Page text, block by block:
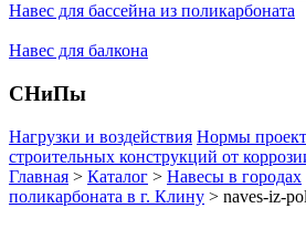
Навес для бассейна из поликарбоната
Навес для балкона
СНиПы
Нагрузки и воздействия Нормы
строительных конструкций от
Главная > Каталог > Навесы в городах
поликарбоната в г. Клину > naves-iz-